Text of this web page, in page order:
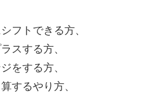
フトできる方、
スする方、
をする方、
するやり方、